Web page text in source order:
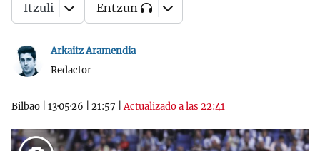
Arkaitz Aramendia
Redactor
Bilbao 13·05·26 21:57 |Actualizado a las 22:41
Itzuli Entzun